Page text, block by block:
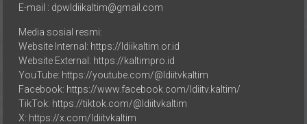
E-mail : dpwldiikaltim@gmail.com
Media sosial resmi:
Website Internal: https://ldiikaltim.or.id
Website External: https://kaltimpro.id
YouTube: https://youtube.com/@ldiitvkaltim
Facebook: https://www.facebook.com/ldiitv.kaltim/
TikTok: https://tiktok.com/@ldiitvkaltim
X: https://x.com/ldiitvkaltim